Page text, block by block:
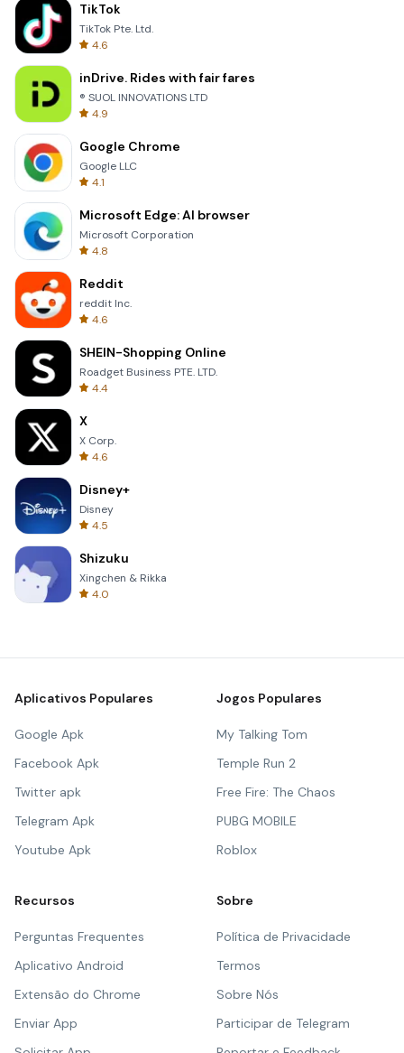
TikTok
TikTok Pte. Ltd.
4.6
inDrive. Rides with fair fares
® SUOL INNOVATIONS LTD
4.9
Google Chrome
Google LLC
4.1
Microsoft Edge: AI browser
Microsoft Corporation
4.8
Reddit
reddit Inc.
4.6
SHEIN-Shopping Online
Roadget Business PTE. LTD.
4.4
X
X Corp.
4.6
Disney+
Disney
4.5
Shizuku
Xingchen & Rikka
4.0
Aplicativos Populares
Google Apk
Facebook Apk
Twitter apk
Telegram Apk
Youtube Apk
Jogos Populares
My Talking Tom
Temple Run 2
Free Fire: The Chaos
PUBG MOBILE
Roblox
Recursos
Perguntas Frequentes
Aplicativo Android
Extensão do Chrome
Enviar App
Sobre
Política de Privacidade
Termos
Sobre Nós
Participar de Telegram